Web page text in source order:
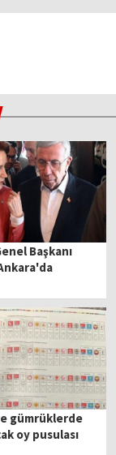
Başkanı
gümrüklerde
oy pusulası